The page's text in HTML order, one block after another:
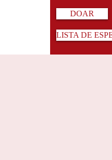
DOAR
LISTA DE